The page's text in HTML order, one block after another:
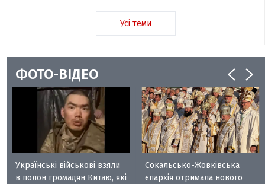
Усі теми
ФОТО-ВІДЕО
Українські військові взяли
в полон громадян Китаю, які
Сокальсько-Жовківська
єпархія отримала нового